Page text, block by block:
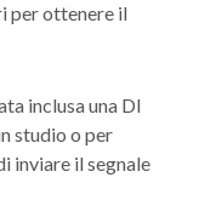
per ottenere il
inclusa una DI
studio o per
inviare il segnale